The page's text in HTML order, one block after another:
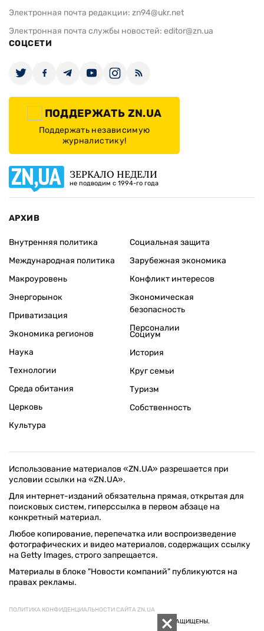
Электронная почта редакции: zn94@ukr.net
Электронная почта службы новостей: editor@zn.ua
СОЦСЕТИ
ПОДДЕРЖАТЬ ZN.UA
Поддержать независимую
журналистику!
ЗЕРКАЛО НЕДЕЛИ
не подводим с 1994-го года
АРХИВ
Внутренняя политика
Международная политика
Макроуровень
Энергорынок
Приватизация
Экономика регионов
Социальная защита
Зарубежная экономика
Конфликт интересов
Экономическая
безопасность
Персоналии
Наука
Технологии
Среда обитания
Церковь
Культура
Социум
История
Круг семьи
Туризм
Собственность
Использование материалов «ZN.UA» разрешается при
условии ссылки на «ZN.UA».
Для интернет-изданий обязательна прямая, открытая для
поисковых систем, гиперссылка в первом абзаце на
конкретный материал.
Любое копирование, перепечатка или воспроизведение
фотографических и видео материалов, содержащих ссылку
на Getty Images, строго запрещается.
Материалы в блоке "Новости компаний" публикуются на
правах рекламы.
ПОЛИТИКА КОНФИДЕНЦИАЛЬНОСТИ САЙТА ZN.UA
© 1994–2026 «ЗЕРКАЛО НЕДЕЛИ. УКРАИНА». ВСЕ ПРАВА ЗАЩИЩЕНЫ.